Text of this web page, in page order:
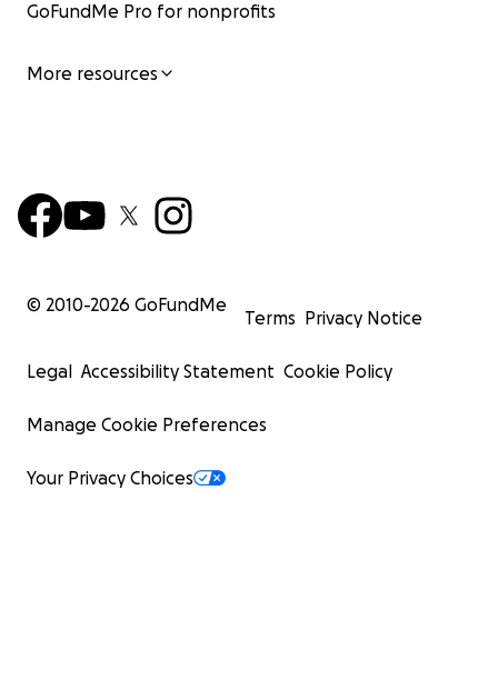
GoFundMe Pro for nonprofits
More resources
© 2010-2026 GoFundMe
Terms Privacy Notice
Legal Accessibility Statement Cookie Policy
Manage Cookie Preferences
Your Privacy Choices